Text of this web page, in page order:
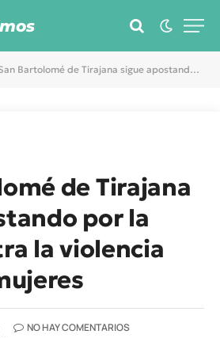
Bartolomé de Tirajana sigue apostando por la lucha contra la violencia hacia las mujeres
de Tirajana
por la
la violencia
NO HAY COMENTARIOS